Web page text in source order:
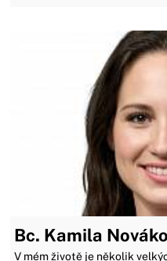
Bc. Kamila
V mém životě je několik